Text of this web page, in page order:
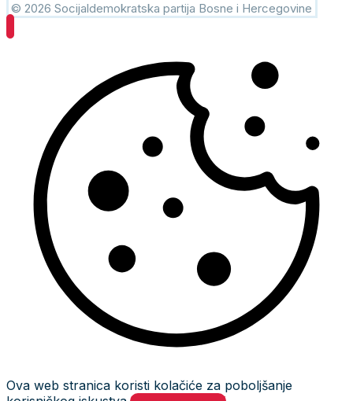
© 2026 Socijaldemokratska partija Bosne i Hercegovine
Ova web stranica koristi kolačiće za poboljšanje